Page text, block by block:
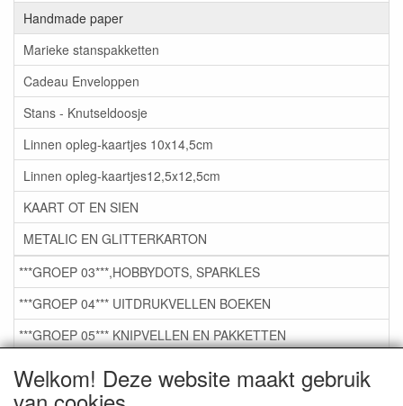
Welkom! Deze website maakt gebruik
Handmade paper
Marieke stanspakketten
Cadeau Enveloppen
Stans - Knutseldoosje
Linnen opleg-kaartjes 10x14,5cm
Linnen opleg-kaartjes12,5x12,5cm
KAART OT EN SIEN
METALIC EN GLITTERKARTON
***GROEP 03***,HOBBYDOTS, SPARKLES
***GROEP 04*** UITDRUKVELLEN BOEKEN
***GROEP 05*** KNIPVELLEN EN PAKKETTEN
***GROEP 06*** TAPE/LIJM SNIJMALLEN STEMPELS
***GROEP 07*** KAARTEN +SCRAP TOEBEHOREN